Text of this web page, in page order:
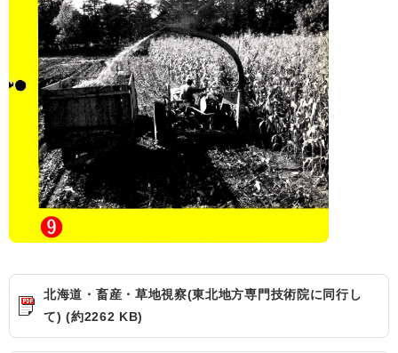
北海道・畜産・草地視察(東北地方専門技術院に同行し
て) (約2262 KB)